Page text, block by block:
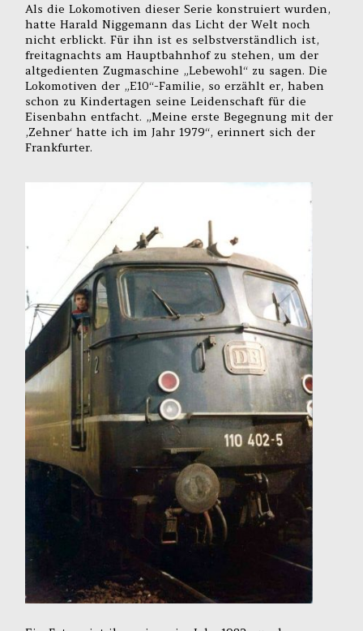
Als die Lokomotiven dieser Serie konstruiert wurden,
hatte Harald Niggemann das Licht der Welt noch
nicht erblickt. Für ihn ist es selbstverständlich ist,
freitagnachts am Hauptbahnhof zu stehen, um der
altgedienten Zugmaschine „Lebewohl“ zu sagen. Die
Lokomotiven der „E10“-Familie, so erzählt er, haben
schon zu Kindertagen seine Leidenschaft für die
Eisenbahn entfacht. „Meine erste Begegnung mit der
‚Zehner‘ hatte ich im Jahr 1979“, erinnert sich der
Frankfurter.